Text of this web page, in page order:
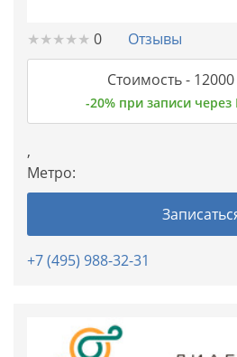
★★★★★
★★★★★ 0 Отзывы
Стоимость -12000
-20% при записи
,
Метро:
+7 (495) 988-32-31